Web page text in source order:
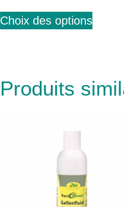
Choix des options
Produits